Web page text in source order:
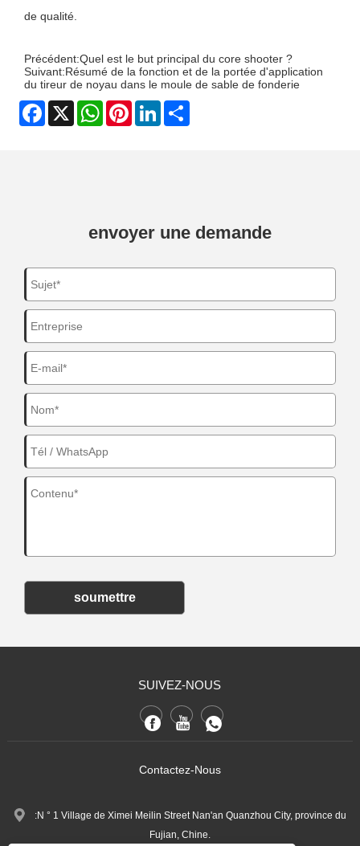
de qualité.
Précédent:Quel est le but principal du core shooter ?
Suivant:Résumé de la fonction et de la portée d'application
du tireur de noyau dans le moule de sable de fonderie
Facebook
X WhatsAppPinterestLinkedIn
envoyer une demande
soumettre
SUIVEZ-NOUS
Contactez-Nous
:N ° 1 Village de Ximei Meilin Street Nan'an Quanzhou City, province du
Fujian, Chine.